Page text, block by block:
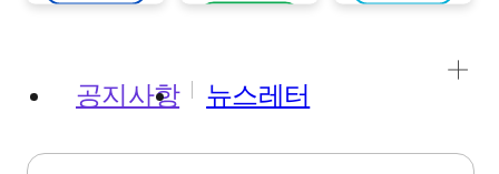
공지사항 뉴스레터